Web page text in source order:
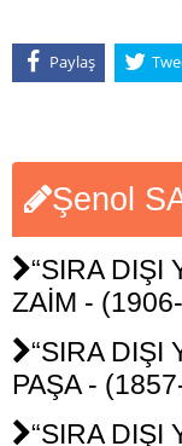
Paylaş
Şenol
“SIRA DIŞI
ZAİM -
“SIRA DIŞI
PAŞA -
“SIRA DIŞI